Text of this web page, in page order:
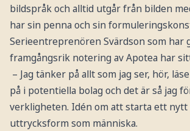
bildspråk och alltid utgår från bilden
har sin penna och sin
Serieentreprenören Svärdson som har
framgångsrik notering av Apotea har
– Jag tänker på allt som jag ser, hör,
på i potentiella bolag och det är så jag
verkligheten. Idén om att starta ett nytt
uttrycksform som människa.